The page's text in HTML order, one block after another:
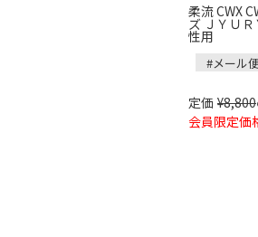
柔流 CWX
ズ ＪＹＵ
性用
#メール
定価 ¥8,800
会員限定価